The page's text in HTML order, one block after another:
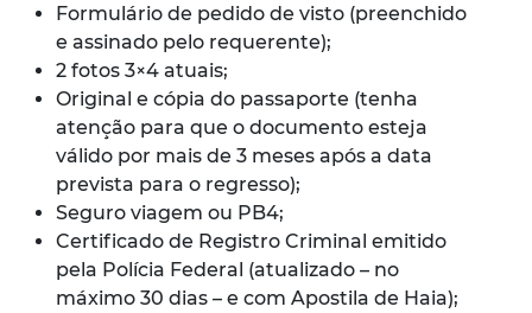
Formulário de pedido de visto (preenchido
e assinado pelo requerente);
2 fotos 3×4 atuais;
Original e cópia do passaporte (tenha
atenção para que o documento esteja
válido por mais de 3 meses após a data
prevista para o regresso);
Seguro viagem ou PB4;
Certificado de Registro Criminal emitido
pela Polícia Federal (atualizado – no
máximo 30 dias – e com Apostila de Haia);